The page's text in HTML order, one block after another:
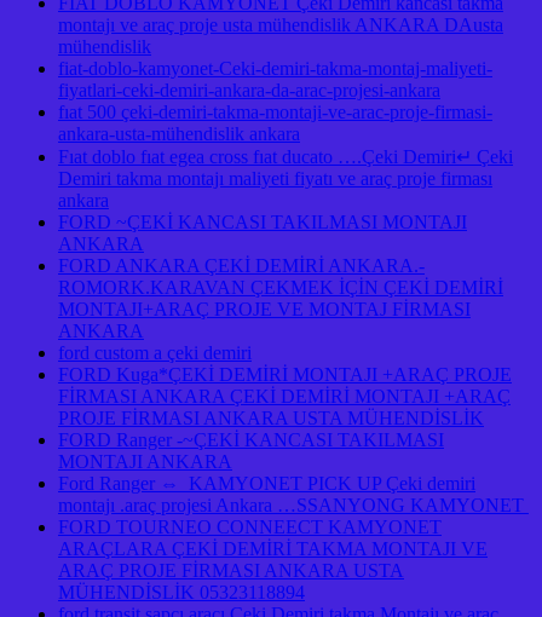
montajı ve araç proje usta mühendislik ANKARA DAusta
mühendislik
fiat-doblo-kamyonet-Ceki-demiri-takma-montaj-maliyeti-
fiyatlari-ceki-demiri-ankara-da-arac-projesi-ankara
fıat 500 çeki-demiri-takma-montaji-ve-arac-proje-firmasi-
ankara-usta-mühendislik ankara
Fıat doblo fıat egea cross fıat ducato ….Çeki Demiri↵ Çeki
Demiri takma montajı maliyeti fiyatı ve araç proje firması
ankara
FORD ~ÇEKİ KANCASI TAKILMASI MONTAJI
ANKARA
FORD ANKARA ÇEKİ DEMİRİ ANKARA.-
ROMORK.KARAVAN ÇEKMEK İÇİN ÇEKİ DEMİRİ
MONTAJI+ARAÇ PROJE VE MONTAJ FİRMASI
ANKARA
ford custom a çeki demiri
FORD Kuga*ÇEKİ DEMİRİ MONTAJI +ARAÇ PROJE
FİRMASI ANKARA ÇEKİ DEMİRİ MONTAJI +ARAÇ
PROJE FİRMASI ANKARA USTA MÜHENDİSLİK
FORD Ranger -~ÇEKİ KANCASI TAKILMASI
MONTAJI ANKARA
Ford Ranger ⇔ KAMYONET PICK UP Çeki demiri
montajı .araç projesi Ankara …SSANYONG KAMYONET
FORD TOURNEO CONNEECT KAMYONET
ARAÇLARA ÇEKİ DEMİRİ TAKMA MONTAJI VE
ARAÇ PROJE FİRMASI ANKARA USTA
MÜHENDİSLİK 05323118894